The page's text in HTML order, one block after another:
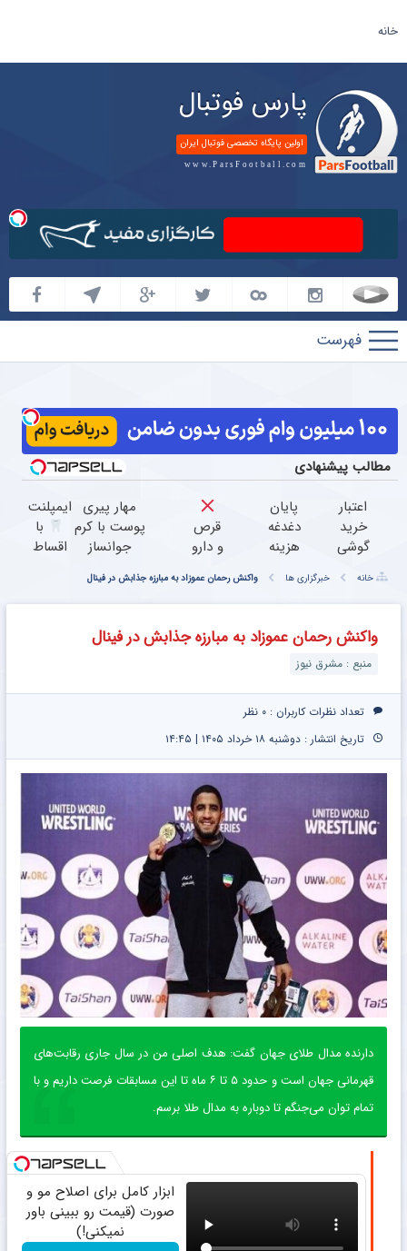
خانه
پارس فوتبال
اولین پایگاه تخصصی فوتبال ایران
www.ParsFootball.com
پارس
فوتبال
مطالب پیشنهادی
اعتبار
خرید
گوشی
همین
حالا
درخواست
اعتبار بده
پایان
دغدغه
هزینه
دندان
پزشکی
سفید
کننده
قرص‌
و دارو
درمان
زانودرد
بدون
مهار پیری
پوست با کرم
جوانساز
آلمانی(تخفیف
ویژه تا
امشب)
ایمپلنت
با
اقساط
ضمانت
خانه خبرگزاری ها واکنش رحمان عموزاد به مبارزه جذابش در فینال
واکنش رحمان عموزاد به مبارزه جذابش در فینال
منبع : مشرق نیوز
تعداد نظرات کاربران : ۰ نظر
تاریخ انتشار : دوشنبه ۱۸ خرداد ۱۴۰۵ | ۱۴:۴۵
دارنده مدال طلای جهان گفت: هدف اصلی من در سال جاری رقابت‌های
قهرمانی جهان است و حدود ۵ تا ۶ ماه تا این مسابقات فرصت داریم و با
تمام توان می‌جنگم تا دوباره به مدال طلا برسم.
ابزار کامل برای اصلاح مو و
صورت (قیمت رو ببینی باور
نمیکنی!)